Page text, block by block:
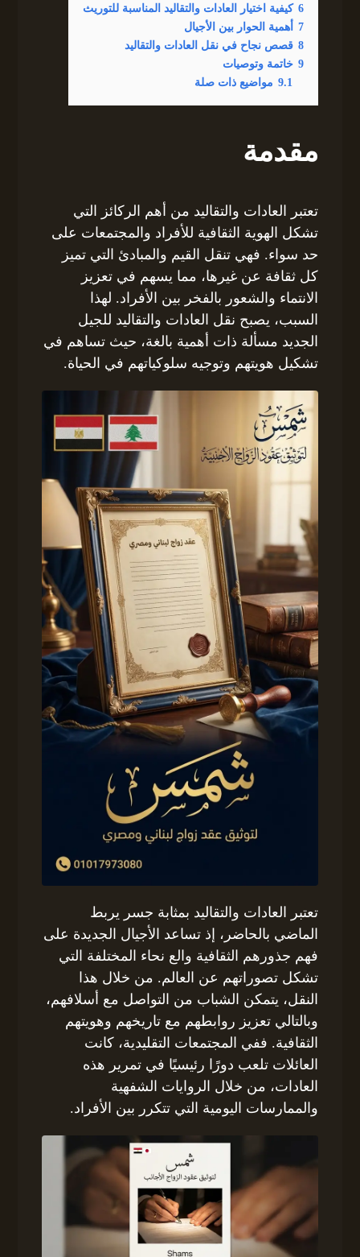
6 كيفية اختيار العادات والتقاليد المناسبة للتوريث
7
أهمية الحوار بين الأجيال
8 قصص نجاح في نقل العادات والتقاليد
9 خاتمة وتوصيات
9.1 مواضيع ذات صلة
مقدمة
تعتبر العادات والتقاليد من أهم الركائز التي
تشكل الهوية الثقافية للأفراد والمجتمعات على
حد سواء. فهي تنقل القيم والمبادئ التي تميز
كل ثقافة عن غيرها، مما يسهم في تعزيز
الانتماء والشعور بالفخر بين الأفراد. لهذا
السبب، يصبح نقل العادات والتقاليد للجيل
الجديد مسألة ذات أهمية بالغة، حيث تساهم في
تشكيل هويتهم وتوجيه سلوكياتهم في الحياة.
تعتبر العادات والتقاليد بمثابة جسر يربط
الماضي بالحاضر، إذ تساعد الأجيال الجديدة على
فهم جذورهم الثقافية والع نحاء المختلفة التي
تشكل تصوراتهم عن العالم. من خلال هذا
النقل، يتمكن الشباب من التواصل مع أسلافهم،
وبالتالي تعزيز روابطهم مع تاريخهم وهويتهم
الثقافية. ففي المجتمعات التقليدية، كانت
العائلات تلعب دورًا رئيسيًا في تمرير هذه
العادات، من خلال الروايات الشفهية
والممارسات اليومية التي تتكرر بين الأفراد.